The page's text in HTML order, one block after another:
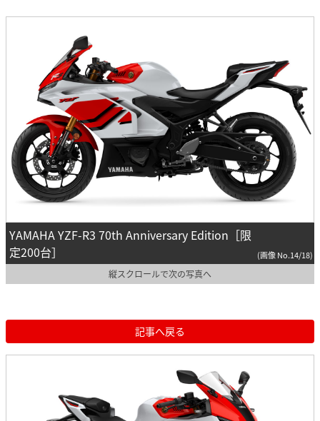
YAMAHA YZF-R3 70th Anniversary Edition［限
定200台］
(画像 No.14/18)
縦スクロールで次の写真へ
記事へ戻る